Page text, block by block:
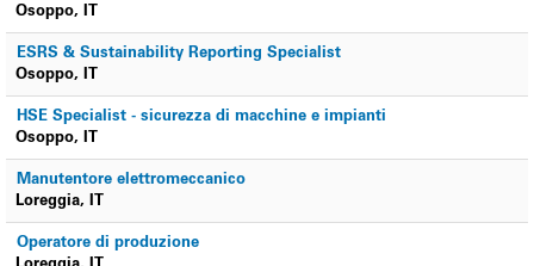
Osoppo, IT
ESRS & Sustainability Reporting Specialist
Osoppo, IT
HSE Specialist - sicurezza di macchine e impianti
Osoppo, IT
Manutentore elettromeccanico
Loreggia, IT
Operatore di produzione